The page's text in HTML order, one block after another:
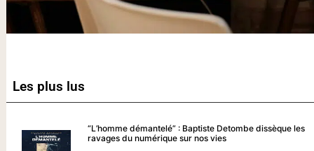
Les plus lus
“L’homme démantelé” : Baptiste Detombe dissèque les
ravages du numérique sur nos vies